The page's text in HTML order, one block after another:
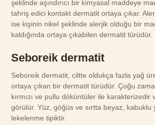
şeklinde aşındırıcı bir kimyasal maddeye
tahriş edici kontakt dermatit ortaya çıkar.
ise kişinin nikel şeklinde alerjik olduğu bir
kaldığında ortaya çıkabilen dermatit türüdür.
Seboreik dermatit
Seboreik dermatit, ciltte oldukça fazla yağ
ortaya çıkan bir dermatit türüdür. Çoğu
kırmızı ve pullu döküntüler ile karakterizedir
görülür. Yüz, göğüs ve sırtta beyaz, kabuklu
lekelenme tipiktir.